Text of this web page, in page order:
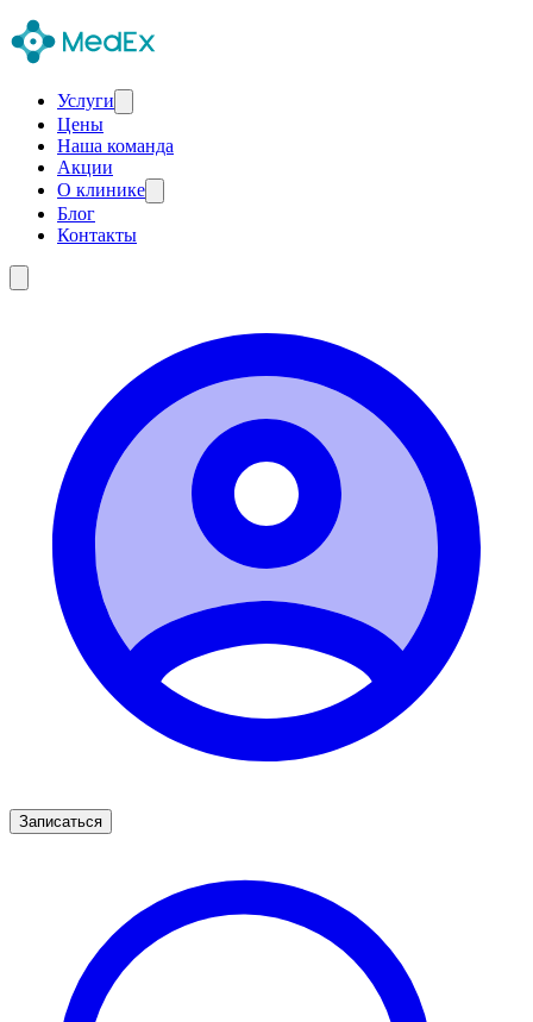
Услуги
Цены
Наша команда
Акции
О клинике
Блог
Контакты
Записаться